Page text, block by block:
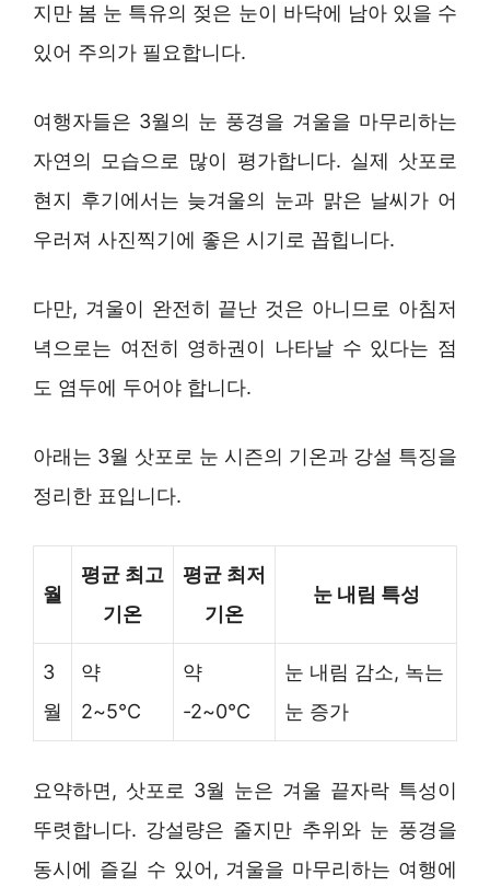
지만 봄 눈 특유의 젖은 눈이 바닥에 남아 있을 수
있어 주의가 필요합니다.
여행자들은 3월의 눈 풍경을 겨울을 마무리하는
자연의 모습으로 많이 평가합니다. 실제 삿포로
현지 후기에서는 늦겨울의 눈과 맑은 날씨가 어
우러져 사진찍기에 좋은 시기로 꼽힙니다.
다만, 겨울이 완전히 끝난 것은 아니므로 아침저
녁으로는 여전히 영하권이 나타날 수 있다는 점
도 염두에 두어야 합니다.
아래는 3월 삿포로 눈 시즌의 기온과 강설 특징을
정리한 표입니다.
월
평균 최고
기온
평균 최저
기온
눈 내림 특성
3
월
약
2~5°C
약
-2~0°C
눈 내림 감소, 녹는
눈 증가
요약하면, 삿포로 3월 눈은 겨울 끝자락 특성이
뚜렷합니다. 강설량은 줄지만 추위와 눈 풍경을
동시에 즐길 수 있어, 겨울을 마무리하는 여행에